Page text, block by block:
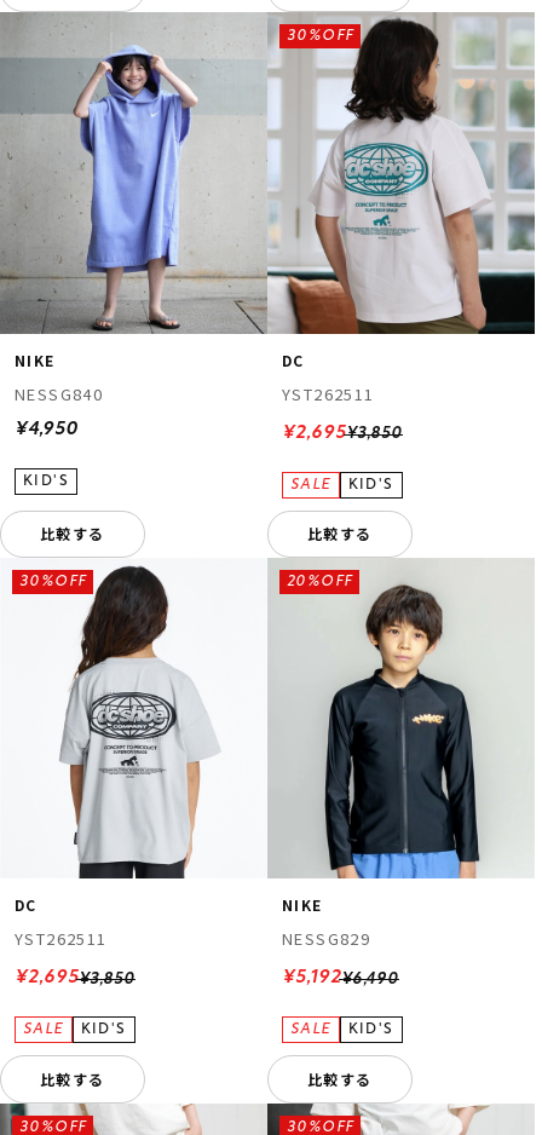
NIKE
NESSG840
¥4,950
比較する
DC
YST262511
¥3,850
30%OFF
¥2,695
比較する
DC
YST262511
¥3,850
30%OFF
¥2,695
比較する
NIKE
NESSG829
¥6,490
20%OFF
¥5,192
比較する
30%OFF 30%OFF